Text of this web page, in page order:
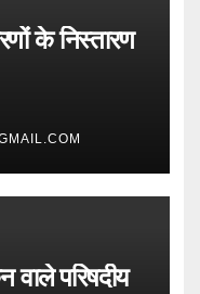
के निस्तारण
परिषदीय